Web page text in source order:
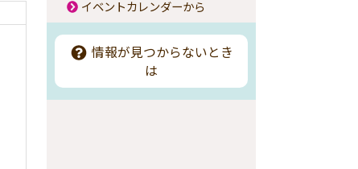
イベントカレンダーから
情報が見つからないとき
は